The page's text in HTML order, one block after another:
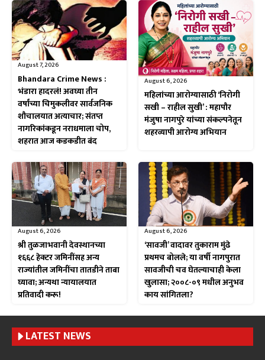
August 7, 2026
Bhandara Crime News :
भंडारा हादरलं! अवघ्या तीन
वर्षांच्या चिमुकलीवर सार्वजनिक
शौचालयात अत्याचार; संतप्त
नागरिकांकडून नराधमाला चोप,
शहरात आज कडकडीत बंद
August 6, 2026
महिलांच्या आरोग्यासाठी ‘निरोगी
सखी – राहील सुखी’ : महापौर
मंजुषा नागपुरे यांच्या संकल्पनेतून
शहरव्यापी आरोग्य अभियान
August 6, 2026
श्री तुळजाभवानी देवस्थानच्या
१६६८ हेक्टर जमिनींसह अन्य
राज्यांतील जमिनींचा तातडीने ताबा
घ्यावा; अन्यथा न्यायालयात
प्रतिवादी करू!
August 6, 2026
‘सावजी’ वादावर तुकाराम मुंढे
प्रथमच बोलले; या वर्षी नागपुरात
सावजीची चव घेतल्याचाही केला
खुलासा; २००८-०९ मधील अनुभव
काय सांगितला?
LATEST NEWS